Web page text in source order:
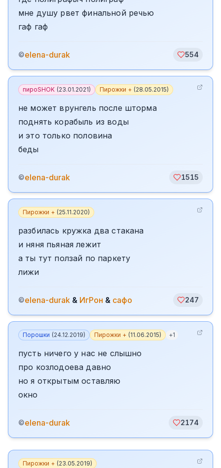
мне душу рвет финальной речью
гаф гаф
©elena-durak 554
пироSHOK (23.01.2021) Пирожки + (28.05.2015)
не может врунгель после шторма
поднять корабыль из воды
и это только половина
беды
©elena-durak 1515
Пирожки + (25.11.2020)
разбилась кружка два стакана
и няня пьяная лежит
а ты тут ползай по паркету
лижи
©elena-durak & ИгРон & сафо 247
Порошки (24.12.2019) Пирожки + (11.06.2015) +1
пусть ничего у нас не слышно
про козлодоева давно
но я открытым оставляю
окно
©elena-durak 2174
Пирожки + (23.05.2019)